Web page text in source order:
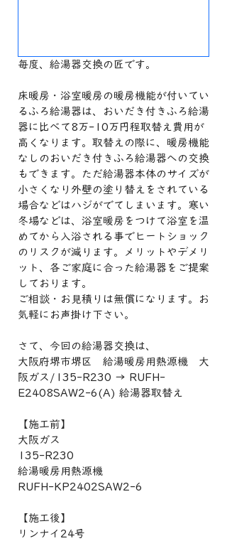
毎度、給湯器交換の匠です。
床暖房・浴室暖房の暖房機能が付いてい
るふろ給湯器は、おいだき付きふろ給湯
器に比べて8万-10万円程取替え費用が
高くなります。取替えの際に、暖房機能
なしのおいだき付きふろ給湯器への交換
もできます。ただ給湯器本体のサイズが
小さくなり外壁の塗り替えをされている
場合などはハジがでてしまいます。寒い
冬場などは、浴室暖房をつけて浴室を温
めてから入浴される事でヒートショック
のリスクが減ります。メリットやデメリ
ット、各ご家庭に合った給湯器をご提案
しております。
ご相談・お見積りは無償になります。お
気軽にお声掛け下さい。
さて、今回の給湯器交換は、
大阪府堺市堺区　給湯暖房用熱源機　大
阪ガス/135-R230 → RUFH-
E2408SAW2-6(A) 給湯器取替え
【施工前】
大阪ガス
135-R230
給湯暖房用熱源機
RUFH-KP2402SAW2-6
【施工後】
リンナイ24号